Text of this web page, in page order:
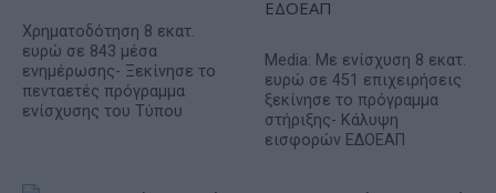
Χρηματοδότηση 8 εκατ.
ευρώ σε 843 μέσα
ενημέρωσης- Ξεκίνησε το
πενταετές πρόγραμμα
ενίσχυσης του Τύπου
Media: Με ενίσχυση 8 εκατ.
ευρώ σε 451 επιχειρήσεις
ξεκίνησε το πρόγραμμα
στήριξης- Κάλυψη
εισφορών ΕΔΟΕΑΠ